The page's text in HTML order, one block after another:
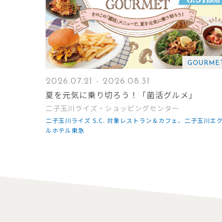
2026.07.21 - 2026.08.31
夏を元気に乗り切ろう！「菌活グルメ」
二子玉川ライズ・ショッピングセンター
二子玉川ライズ S.C. 対象レストラン＆カフェ、二子玉川エ
ルホテル東急